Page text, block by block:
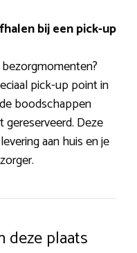
bij een pick-up
pick-up point in
boodschappen
gereserveerd. Deze
aan huis en je
deze plaats